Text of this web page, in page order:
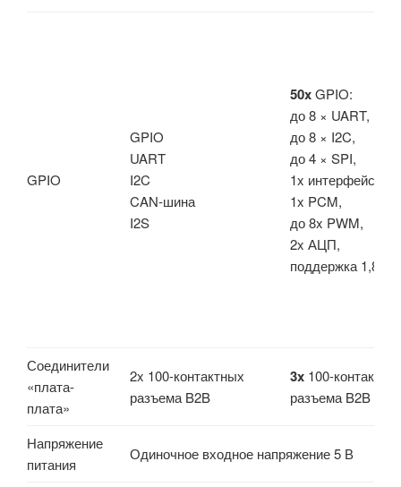
GPIO
GPIO
UART
I2C
CAN-шина
I2S
50xGPIO:
до 8 × UART,
до 8 × I2C,
до 4 × SPI,
1x интерфейс
1x PCM,
до 8x PWM,
2x АЦП,
поддержка 1,8 В
Соединители
«плата-
плата»
2x 100-контактных
разъема B2B
3x100-
разъема B2B
Напряжение
питания
Одиночное входное напряжение 5 В